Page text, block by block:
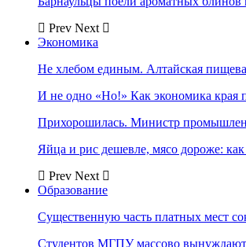
Prev Next
Экономика
Не хлебом единым. Алтайская
И не одно «Но!» Как экономика края
Прихорошилась. Министр
Яйца и рис дешевле, мясо дороже:
Prev Next
Образование
Существенную часть платных мест
Студентов МГПУ массово вынуждают